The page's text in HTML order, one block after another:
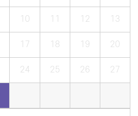
10 11 12 13
17 18 19 20
24 25 26 27